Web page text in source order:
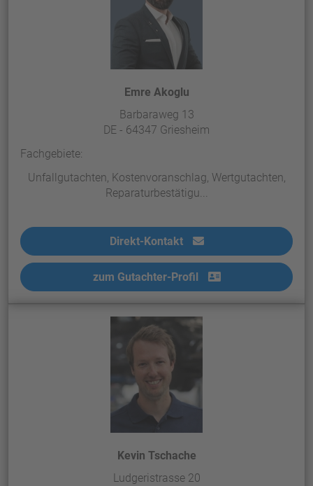
Emre Akoglu
Barbaraweg 13
DE - 64347 Griesheim
Fachgebiete:
Unfallgutachten, Kostenvoranschlag, Wertgutachten,
Reparaturbestätigu...
Direkt-Kontakt
zum Gutachter-Profil
Kevin Tschache
Ludgeristrasse 20